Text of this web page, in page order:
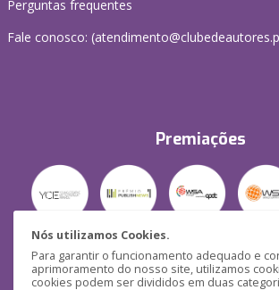
Nós utilizamos Cookies.
Para garantir o funcionamento adequado e
aprimoramento do nosso site, utilizamos
cookies podem ser divididos em duas
Perguntas frequentes
Fale conosco: (
Premiações
Segurança